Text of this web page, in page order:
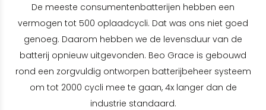
De meeste consumentenbatterijen hebben een
vermogen tot 500 oplaadcycli. Dat was ons niet goed
genoeg. Daarom hebben we de levensduur van de
batterij opnieuw uitgevonden. Beo Grace is gebouwd
rond een zorgvuldig ontworpen batterijbeheer systeem
om tot 2000 cycli mee te gaan, 4x langer dan de
industrie standaard.